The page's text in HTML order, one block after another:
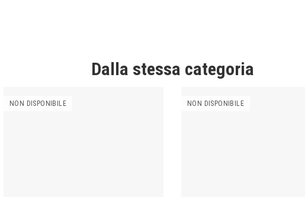
Dalla stessa categoria
NON DISPONIBILE NON DISPONIBILE